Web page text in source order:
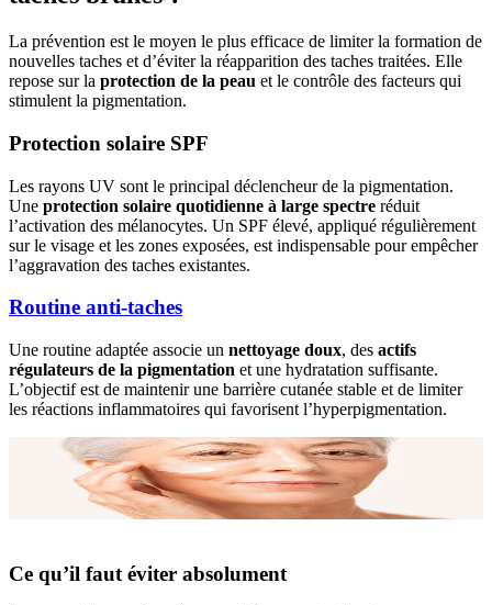
La prévention est le moyen le plus efficace de limiter la formation de
nouvelles taches et d’éviter la réapparition des taches traitées. Elle
repose sur la protection de la peau et le contrôle des facteurs qui
stimulent la pigmentation.
Protection solaire SPF
Les rayons UV sont le principal déclencheur de la pigmentation.
Une protection solaire quotidienne à large spectre réduit
l’activation des mélanocytes. Un SPF élevé, appliqué régulièrement
sur le visage et les zones exposées, est indispensable pour empêcher
l’aggravation des taches existantes.
Routine anti-taches
Une routine adaptée associe un nettoyage doux, des actifs
régulateurs de la pigmentation et une hydratation suffisante.
L’objectif est de maintenir une barrière cutanée stable et de limiter
les réactions inflammatoires qui favorisent l’hyperpigmentation.
Ce qu’il faut éviter absolument